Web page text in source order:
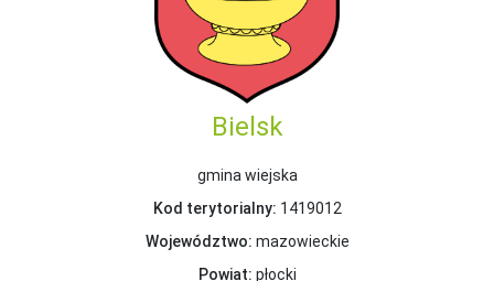
Bielsk
gmina wiejska
Kod terytorialny: 1419012
Województwo: mazowieckie
Powiat: płocki